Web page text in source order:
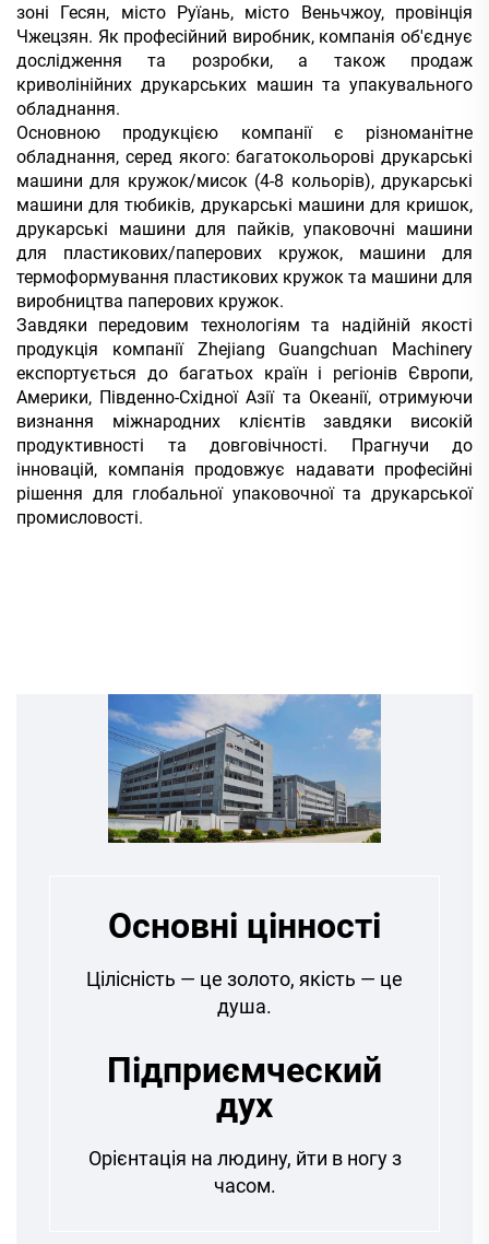
зоні Гесян, місто Руїань, місто Веньчжоу, провінція
Чжецзян. Як професійний виробник, компанія об'єднує
дослідження та розробки, а також продаж
криволінійних друкарських машин та упакувального
обладнання.
Основною продукцією компанії є різноманітне
обладнання, серед якого: багатокольорові друкарські
машини для кружок/мисок (4-8 кольорів), друкарські
машини длятюбиків, друкарські машини для кришок,
друкарські машини для пайків, упаковочні машини
для пластикових/паперових кружок, машини для
термоформування пластикових кружок та машини для
виробництва паперових кружок.
Завдяки передовим технологіям та надійній якості
продукція компанії Zhejiang Guangchuan Machinery
експортується до багатьох країн і регіонів Європи,
Америки, Південно-Східної Азії та Океанії, отримуючи
визнання міжнародних клієнтів завдяки високій
продуктивності та довговічності. Прагнучи до
інновацій, компанія продовжує надавати професійні
рішення для глобальної упаковочної та друкарської
промисловості.
Основні цінності
Цілісність — це золото, якість — це
душа.
Підприємческий
дух
Орієнтація на людину, йти в ногу з
часом.